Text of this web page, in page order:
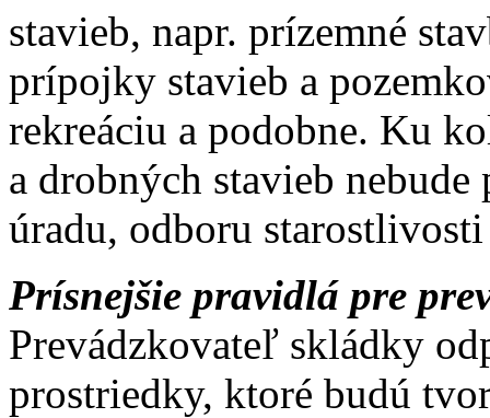
stavieb, napr. prízemné
prípojky stavieb a
rekreáciu a podobne. Ku
a drobných stavieb
úradu, odboru
Prísnejšie pravidlá pre
Prevádzkovateľ skládky
prostriedky, ktoré budú